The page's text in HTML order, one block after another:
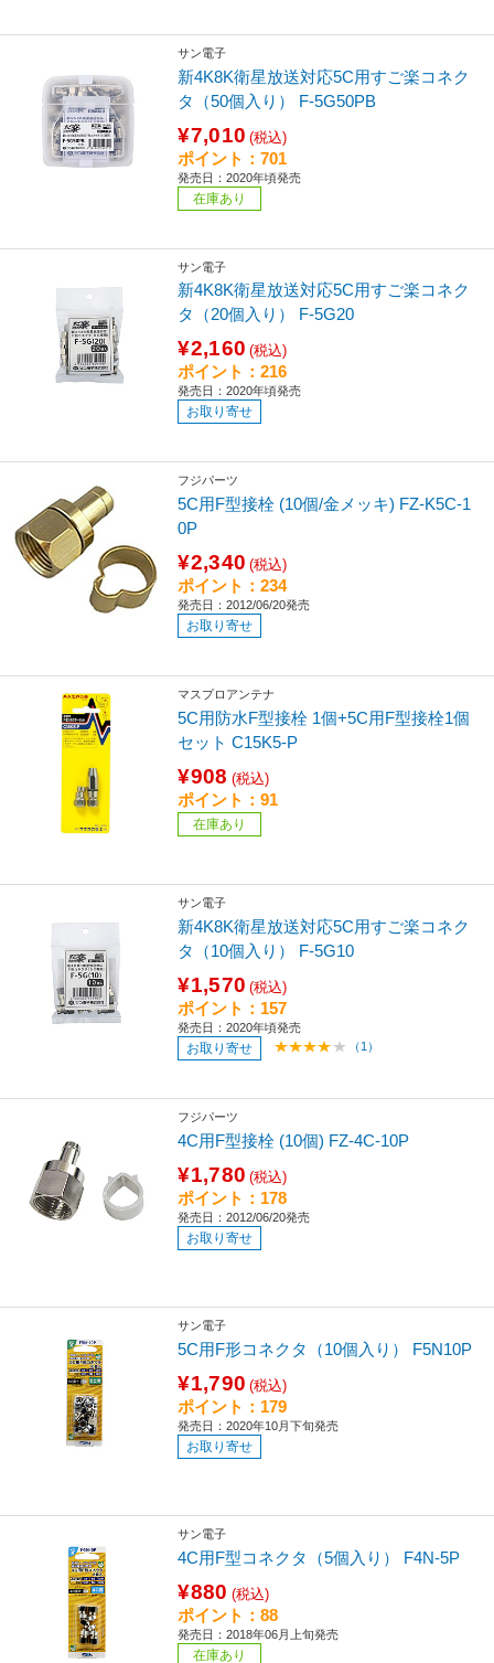
サン電子
新4K8K衛星放送対応5C用すご楽コネク
タ（50個入り） F-5G50PB
¥7,010 (税込)
ポイント：701
発売日：2020年頃発売
在庫あり
サン電子
新4K8K衛星放送対応5C用すご楽コネク
タ（20個入り） F-5G20
¥2,160 (税込)
ポイント：216
発売日：2020年頃発売
お取り寄せ
フジパーツ
5C用F型接栓 (10個/金メッキ) FZ-K5C-1
0P
¥2,340 (税込)
ポイント：234
発売日：2012/06/20発売
お取り寄せ
マスプロアンテナ
5C用防水F型接栓 1個+5C用F型接栓1個
セット C15K5-P
¥908 (税込)
ポイント：91
在庫あり
サン電子
新4K8K衛星放送対応5C用すご楽コネク
タ（10個入り） F-5G10
¥1,570 (税込)
ポイント：157
発売日：2020年頃発売
お取り寄せ （1）
フジパーツ
4C用F型接栓 (10個) FZ-4C-10P
¥1,780 (税込)
ポイント：178
発売日：2012/06/20発売
お取り寄せ
サン電子
5C用F形コネクタ（10個入り） F5N10P
¥1,790 (税込)
ポイント：179
発売日：2020年10月下旬発売
お取り寄せ
サン電子
4C用F型コネクタ（5個入り） F4N-5P
¥880 (税込)
ポイント：88
発売日：2018年06月上旬発売
在庫あり